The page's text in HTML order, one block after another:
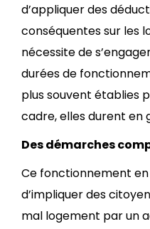
d’appliquer des
conséquentes sur les
nécessite de
durées de
plus souvent établies
cadre, elles durent en
Des démarches
Ce fonctionnement en
d’impliquer des
mal logement par un